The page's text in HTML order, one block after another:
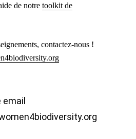
de notre toolkit de
contactez-nous !